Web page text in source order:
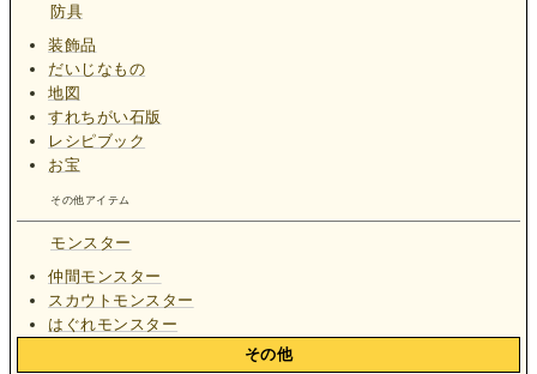
防具
装飾品
だいじなもの
地図
すれちがい石版
レシピブック
お宝
その他アイテム
モンスター
仲間モンスター
スカウトモンスター
はぐれモンスター
その他